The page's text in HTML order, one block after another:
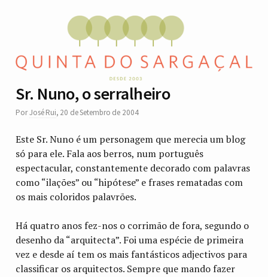
Sr. Nuno, o serralheiro
PorJosé Rui, 20 de Setembro de 2004
Este Sr. Nuno é um personagem que merecia um blog
só para ele. Fala aos berros, num português
espectacular, constantemente decorado com palavras
como “ilações” ou “hipótese” e frases rematadas com
os mais coloridos palavrões.
Há quatro anos fez-nos o corrimão de fora, segundo o
desenho da “arquitecta”. Foi uma espécie de primeira
vez e desde aí tem os mais fantásticos adjectivos para
classificar os arquitectos. Sempre que mando fazer